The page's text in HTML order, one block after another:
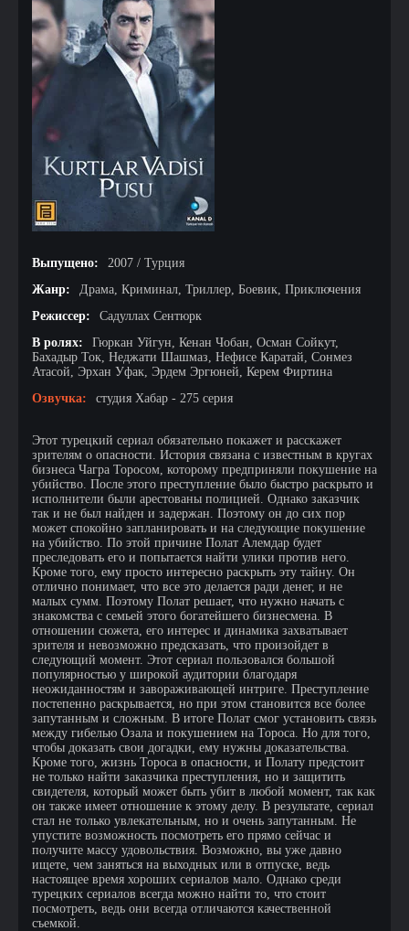
Выпущено:
2007 / Турция
Жанр:
Драма, Криминал, Триллер, Боевик, Приключения
Режиссер:
Садуллах Сентюрк
В ролях:
Гюркан Уйгун, Кенан Чобан, Осман Сойкут,
Бахадыр Ток, Неджати Шашмаз, Нефисе Каратай, Сонмез
Атасой, Эрхан Уфак, Эрдем Эргюней, Керем Фиртина
Озвучка:
студия Хабар - 275 серия
Этот турецкий сериал обязательно покажет и расскажет
зрителям о опасности. История связана с известным в кругах
бизнеса Чагра Торосом, которому предприняли покушение на
убийство. После этого преступление было быстро раскрыто и
исполнители были арестованы полицией. Однако заказчик
так и не был найден и задержан. Поэтому он до сих пор
может спокойно запланировать и на следующие покушение
на убийство. По этой причине Полат Алемдар будет
преследовать его и попытается найти улики против него.
Кроме того, ему просто интересно раскрыть эту тайну. Он
отлично понимает, что все это делается ради денег, и не
малых сумм. Поэтому Полат решает, что нужно начать с
знакомства с семьей этого богатейшего бизнесмена. В
отношении сюжета, его интерес и динамика захватывает
зрителя и невозможно предсказать, что произойдет в
следующий момент. Этот сериал пользовался большой
популярностью у широкой аудитории благодаря
неожиданностям и завораживающей интриге. Преступление
постепенно раскрывается, но при этом становится все более
запутанным и сложным. В итоге Полат смог установить связь
между гибелью Озала и покушением на Тороса. Но для того,
чтобы доказать свои догадки, ему нужны доказательства.
Кроме того, жизнь Тороса в опасности, и Полату предстоит
не только найти заказчика преступления, но и защитить
свидетеля, который может быть убит в любой момент, так как
он также имеет отношение к этому делу. В результате, сериал
стал не только увлекательным, но и очень запутанным. Не
упустите возможность посмотреть его прямо сейчас и
получите массу удовольствия. Возможно, вы уже давно
ищете, чем заняться на выходных или в отпуске, ведь
настоящее время хороших сериалов мало. Однако среди
турецких сериалов всегда можно найти то, что стоит
посмотреть, ведь они всегда отличаются качественной
съемкой.